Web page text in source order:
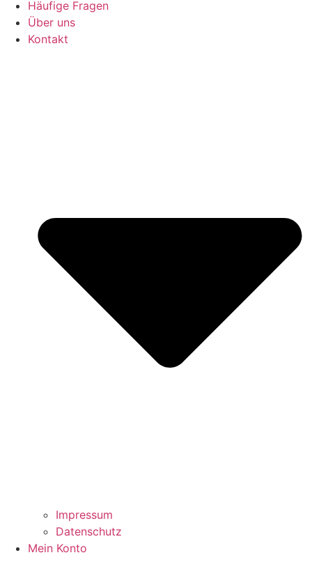
Häufige Fragen
Über uns
Kontakt
Impressum
Datenschutz
Mein Konto